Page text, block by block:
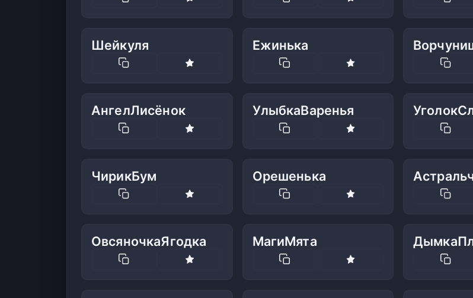
Шейкуля Ежинька
АнгелЛисёнок УлыбкаВаренья
ЧирикБум Орешенька
ОвсяночкаЯгодка МагиМята